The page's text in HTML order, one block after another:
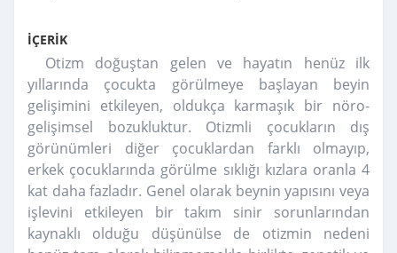
İÇERİK
Otizm doğuştan gelen ve hayatın henüz ilk
yıllarında çocukta görülmeye başlayan beyin
gelişimini etkileyen, oldukça karmaşık bir nöro-
gelişimsel bozukluktur. Otizmli çocukların dış
görünümleri diğer çocuklardan farklı olmayıp,
erkek çocuklarında görülme sıklığı kızlara oranla 4
kat daha fazladır. Genel olarak beynin yapısını veya
işlevini etkileyen bir takım sinir sorunlarından
kaynaklı olduğu düşünülse de otizmin nedeni